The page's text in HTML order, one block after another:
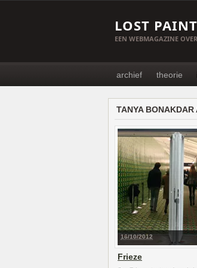
LOST
EEN WEBMAGAZINE
archief theorie
TANYA BONAKDAR
16/10/2012
Frieze